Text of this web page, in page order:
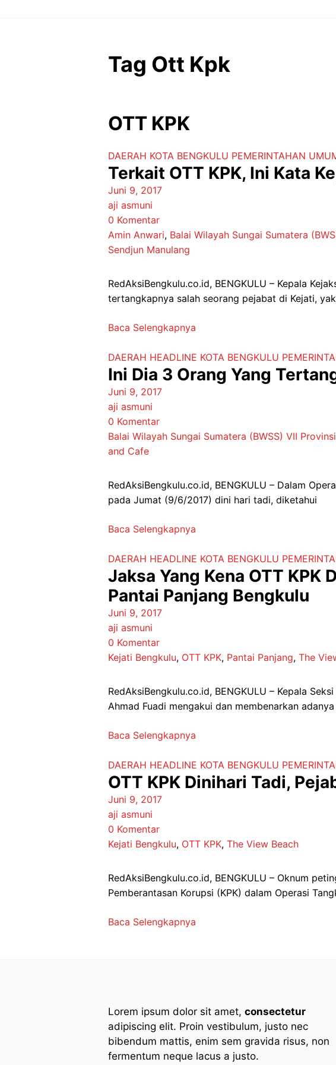
Tag Ott Kpk
OTT KPK
DAERAH KOTA BENGKULU PEMERINTAHAN
Terkait OTT KPK, Ini Kata
Juni 9, 2017
aji asmuni
0 Komentar
Amin Anwari, Balai Wilayah Sungai Sumatera
Sendjun Manulang
RedAksiBengkulu.co.id, BENGKULU – Kepala
tertangkapnya salah seorang pejabat di Kejati,
Baca Selengkapnya
DAERAH HEADLINE KOTA BENGKULU
Ini Dia 3 Orang Yang
Juni 9, 2017
aji asmuni
0 Komentar
Balai Wilayah Sungai Sumatera (BWSS) VII
and Cafe
RedAksiBengkulu.co.id, BENGKULU – Dalam
pada Jumat (9/6/2017) dini hari tadi, diketahui
Baca Selengkapnya
DAERAH HEADLINE KOTA BENGKULU
Jaksa Yang Kena OTT KPK
Pantai Panjang Bengkulu
Juni 9, 2017
aji asmuni
0 Komentar
Kejati Bengkulu, OTT KPK, Pantai Panjang, The
RedAksiBengkulu.co.id, BENGKULU – Kepala
Ahmad Fuadi mengakui dan membenarkan adanya
Baca Selengkapnya
DAERAH HEADLINE KOTA BENGKULU
OTT KPK Dinihari Tadi,
Juni 9, 2017
aji asmuni
0 Komentar
Kejati Bengkulu, OTT KPK, The View Beach
RedAksiBengkulu.co.id, BENGKULU – Oknum
Pemberantasan Korupsi (KPK) dalam Operasi
Baca Selengkapnya
Lorem ipsum dolor sit amet, consectetur
adipiscing elit. Proin vestibulum, justo nec
bibendum mattis, enim sem gravida risus, non
fermentum neque lacus a justo.